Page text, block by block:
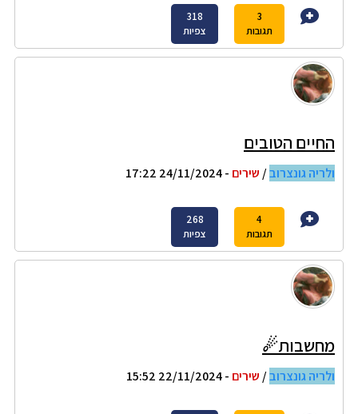
3
תגובות
318
צפיות
החיים הטובים
ולריה גונצרוב/ שירים - 24/11/2024 17:22
4
תגובות
268
צפיות
מחשבות☄
ולריה גונצרוב/ שירים - 22/11/2024 15:52